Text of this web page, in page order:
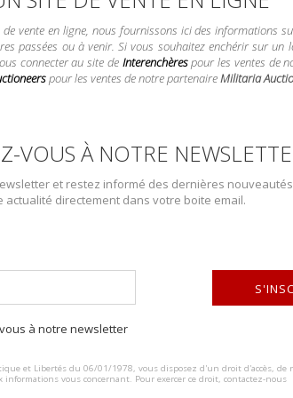
vente en ligne, nous fournissons ici des informations
passées ou à venir. Si vous souhaitez enchérir sur un
connecter au site de Interenchèrespour les ventes de
pour les ventes de notre partenaireMilitaria
VOUS À NOTRE
et restez informé des dernières
actualité directement dans votre boite email.
à notre newsletter
et Libertés du 06/01/1978, vous disposez d'un droit d'accès, de
informations vous concernant. Pour exercer ce droit, contactez-nous
Catégorie :
Comprenant une sacoche, une ceinture, deux
d’équipement des années 1950 idéal pour la
pièces. All 8 pieces 1950’s, small pack, waist belt,
collections les plus importantes de matériel de
Kenneth Lewis avait 8 ans lorsqu’il acheta sa
considérable collection dont la plupart des objets,
pratiquement complet de l’équipement de
convaincre d’écrire un livre sur le sujet. Ce fut la
devint la référence sur le thème pour les milieux
feront d’ailleurs partie de la vente. It is,
Europe. It is also the most prestigious. ? Kenneth